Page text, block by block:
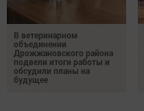
В ветеринарном
объединении
Дрожжановского района
подвели итоги работы и
обсудили планы на
будущее